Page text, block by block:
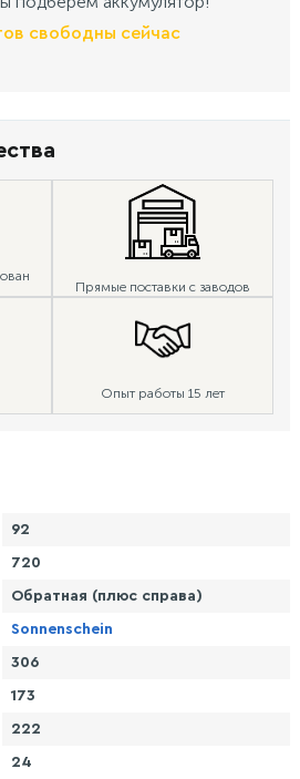
свободны сейчас
Прямые поставки с заводов
Опыт работы 15 лет
92
720
Обратная (плюс справа)
Sonnenschein
306
173
222
24